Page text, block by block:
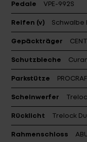
Pedale VPE-992S
Reifen (v) Schwalbe
Gepäckträger
Schutzbleche
Parkstütze
Scheinwerfer
Rücklicht Trelock
Rahmenschloss